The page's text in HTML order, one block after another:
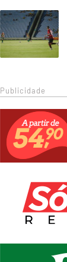
Publicidade